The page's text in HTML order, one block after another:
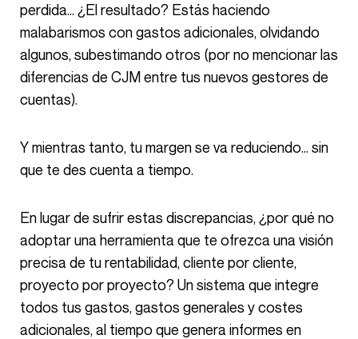
perdida… ¿El resultado? Estás haciendo
malabarismos con gastos adicionales, olvidando
algunos, subestimando otros (por no mencionar las
diferencias de CJM entre tus nuevos gestores de
cuentas).
Y mientras tanto, tu margen se va reduciendo… sin
que te des cuenta a tiempo.
En lugar de sufrir estas discrepancias, ¿por qué no
adoptar una herramienta que te ofrezca una visión
precisa de tu rentabilidad, cliente por cliente,
proyecto por proyecto? Un sistema que integre
todos tus gastos, gastos generales y costes
adicionales, al tiempo que genera informes en